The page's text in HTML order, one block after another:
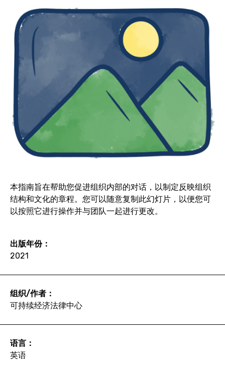
本指南旨在帮助您促进组织内部的对话，以制定反映组织
结构和文化的章程。您可以随意复制此幻灯片，以便您可
以按照它进行操作并与团队一起进行更改。
出版年份：
2021
组织/作者：
可持续经济法律中心
语言：
英语